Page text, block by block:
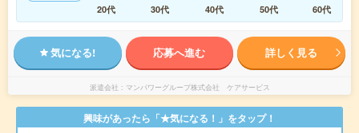
20代
30代 40代 50代 60代
気になる! 応募へ進む 詳しく見る
派遣会社 マンパワーグループ株式会社 ケアサービス
興味があったら「★気になる！」をタップ！